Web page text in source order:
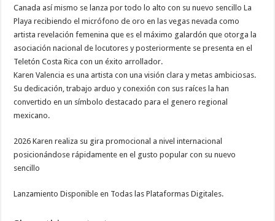
Canada así mismo se lanza por todo lo alto con su nuevo sencillo La
Playa recibiendo el micrófono de oro en las vegas nevada como
artista revelación femenina que es el máximo galardón que otorga la
asociación nacional de locutores y posteriormente se presenta en el
Teletón Costa Rica con un éxito arrollador.
Karen Valencia es una artista con una visión clara y metas ambiciosas.
Su dedicación, trabajo arduo y conexión con sus raíces la han
convertido en un símbolo destacado para el genero regional
mexicano.
2026 Karen realiza su gira promocional a nivel internacional
posicionándose rápidamente en el gusto popular con su nuevo
sencillo
Lanzamiento Disponible en Todas las Plataformas Digitales.